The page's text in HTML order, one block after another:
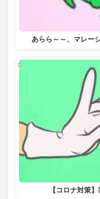
あらら～～、マレー
【コロナ対策